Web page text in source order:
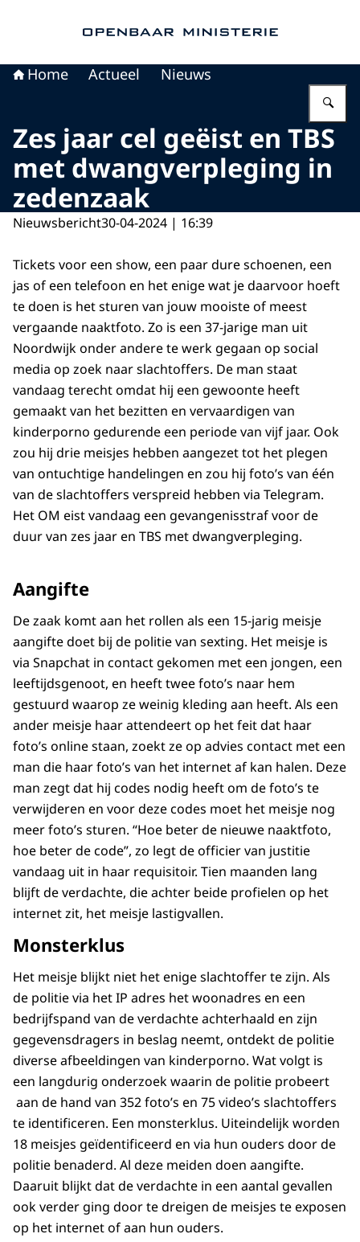
Home Actueel Nieuws
Zes jaar cel geëist en TBS
met dwangverpleging in
zedenzaak
Nieuwsbericht30-04-2024 | 16:39
Tickets voor een show, een paar dure schoenen, een
jas of een telefoon en het enige wat je daarvoor hoeft
te doen is het sturen van jouw mooiste of meest
vergaande naaktfoto. Zo is een 37-jarige man uit
Noordwijk onder andere te werk gegaan op social
media op zoek naar slachtoffers. De man staat
vandaag terecht omdat hij een gewoonte heeft
gemaakt van het bezitten en vervaardigen van
kinderporno gedurende een periode van vijf jaar. Ook
zou hij drie meisjes hebben aangezet tot het plegen
van ontuchtige handelingen en zou hij foto’s van één
van de slachtoffers verspreid hebben via Telegram.
Het OM eist vandaag een gevangenisstraf voor de
duur van zes jaar en TBS met dwangverpleging.
Aangifte
De zaak komt aan het rollen als een 15-jarig meisje
aangifte doet bij de politie van sexting. Het meisje is
via Snapchat in contact gekomen met een jongen, een
leeftijdsgenoot, en heeft twee foto’s naar hem
gestuurd waarop ze weinig kleding aan heeft. Als een
ander meisje haar attendeert op het feit dat haar
foto’s online staan, zoekt ze op advies contact met een
man die haar foto’s van het internet af kan halen. Deze
man zegt dat hij codes nodig heeft om de foto’s te
verwijderen en voor deze codes moet het meisje nog
meer foto’s sturen. “Hoe beter de nieuwe naaktfoto,
hoe beter de code”, zo legt de officier van justitie
vandaag uit in haar requisitoir. Tien maanden lang
blijft de verdachte, die achter beide profielen op het
internet zit, het meisje lastigvallen.
Monsterklus
Het meisje blijkt niet het enige slachtoffer te zijn. Als
de politie via het IP adres het woonadres en een
bedrijfspand van de verdachte achterhaald en zijn
gegevensdragers in beslag neemt, ontdekt de politie
diverse afbeeldingen van kinderporno. Wat volgt is
een langdurig onderzoek waarin de politie probeert
aan de hand van 352 foto’s en 75 video’s slachtoffers
te identificeren. Een monsterklus. Uiteindelijk worden
18 meisjes geïdentificeerd en via hun ouders door de
politie benaderd. Al deze meiden doen aangifte.
Daaruit blijkt dat de verdachte in een aantal gevallen
ook verder ging door te dreigen de meisjes te exposen
op het internet of aan hun ouders.